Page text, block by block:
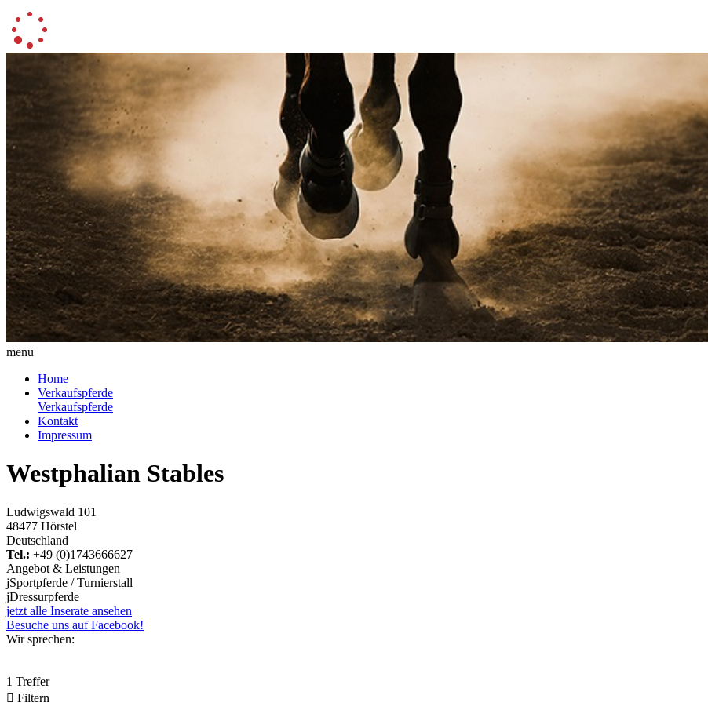
menu
Home
Verkaufspferde
Verkaufspferde
Kontakt
Impressum
Westphalian Stables
Ludwigswald 101
48477 Hörstel
Deutschland
Tel.: +49 (0)1743666627
Angebot & Leistungen
jSportpferde / Turnierstall
jDressurpferde
jetzt alle Inserate ansehen
Besuche uns auf Facebook!
Wir sprechen:
1 Treffer
 Filtern